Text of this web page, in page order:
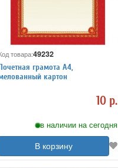
товара:49232
грамота А4,
картон
10 р.
в наличии на сегодня
В корзину